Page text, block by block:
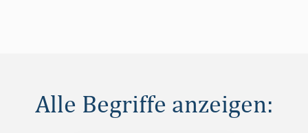
Alle Begriffe anzeigen: